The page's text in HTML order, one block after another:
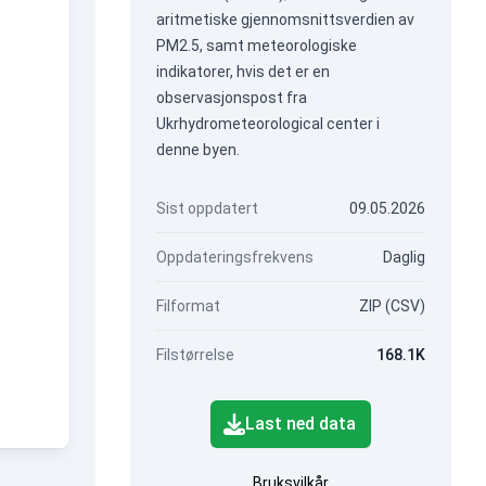
aritmetiske gjennomsnittsverdien av
PM2.5, samt meteorologiske
indikatorer, hvis det er en
observasjonspost fra
Ukrhydrometeorological center i
denne byen.
Sist oppdatert 09.05.2026
Oppdateringsfrekvens Daglig
Filformat ZIP (CSV)
Filstørrelse 168.1K
Last ned data